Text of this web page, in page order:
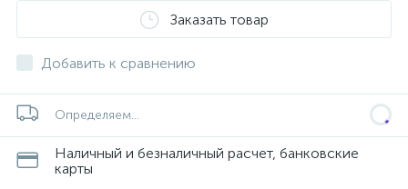
Заказать товар
Добавить к сравнению
Определяем...
Наличный и безналичный расчет, банковские
карты